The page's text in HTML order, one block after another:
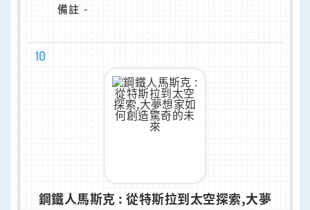
備註 -
10
鋼鐵人馬斯克 : 從特斯拉到太空探索,大夢